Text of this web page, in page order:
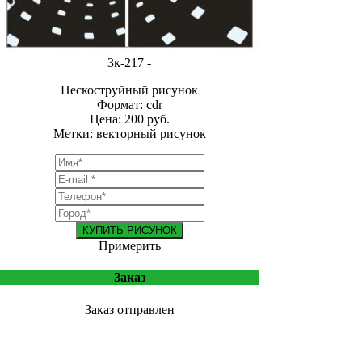
3к-217 -
Пескоструйный рисунок
Формат: cdr
Цена: 200 руб.
Метки: векторный рисунок
КУПИТЬ РИСУНОК
Примерить
Заказ
Заказ отправлен